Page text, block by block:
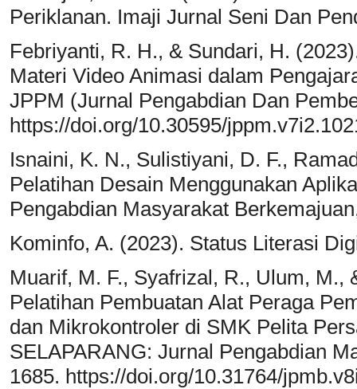
Periklanan. Imaji Jurnal Seni Dan
Febriyanti, R. H., & Sundari, H.
Materi Video Animasi dalam
JPPM (Jurnal Pengabdian Dan
https://doi.org/10.30595/
Isnaini, K. N., Sulistiyani, D. F.,
Pelatihan Desain Menggunakan
Pengabdian Masyarakat
Kominfo, A. (2023). Status Literasi
Muarif, M. F., Syafrizal, R., Ulum, M.,
Pelatihan Pembuatan Alat Peraga
dan Mikrokontroler di SMK Pelita
SELAPARANG: Jurnal Pengabdian
1685. https://doi.org/10.31764/